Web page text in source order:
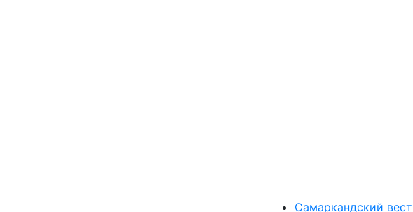
Самаркандский